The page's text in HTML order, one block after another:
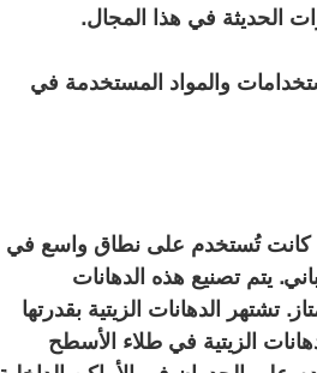
الحديثة في هذا المجال.
والمواد المستخدمة في
كانت تُستخدم على نطاق واسع في
يتم تصنيع هذه الدهانات
تشتهر الدهانات الزيتية بقدرتها
الزيتية في طلاء الأسطح